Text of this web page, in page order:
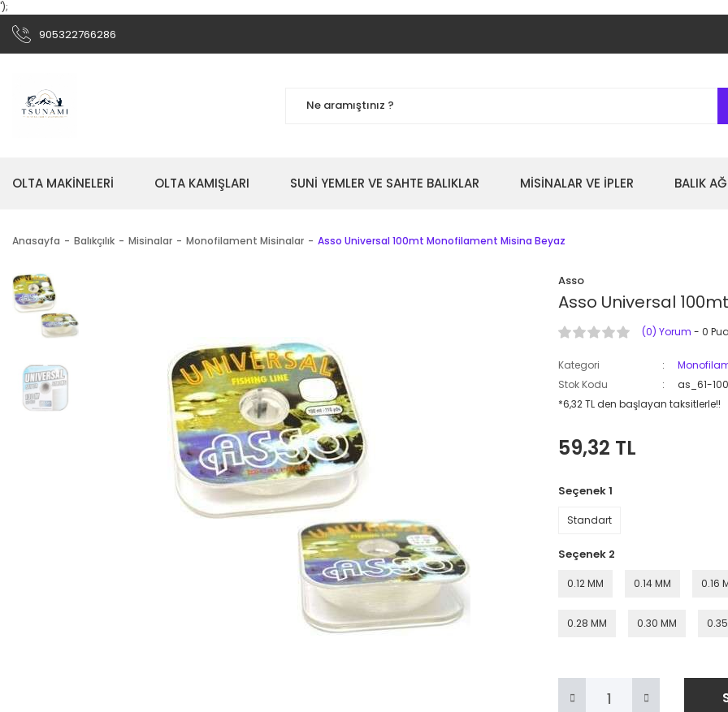
');
905322766286
OLTA MAKİNELERİ OLTA KAMIŞLARI SUNİ YEMLER VE SAHTE BALIKLAR MİSİNALAR VE İPLER BALIK
Anasayfa Balıkçılık Misinalar Monofilament Misinalar Asso Universal 100mt Monofilament Misina Beyaz
Asso
Asso Universal
(0) Yorum - 0
Kategori
Stok Kodu
as_61-
*6,32 TL den başlayan taksitlerle!!
59,32 TL
Seçenek 1
Standart
Seçenek 2
0.12 MM 0.14 MM 0.16
0.28 MM 0.30 MM